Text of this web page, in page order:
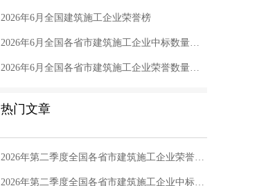
2026年6月全国建筑施工企业荣誉榜
2026年6月全国各省市建筑施工企业中标数量排行榜
2026年6月全国各省市建筑施工企业荣誉数量排行榜
热门文章
2026年第二季度全国各省市建筑施工企业荣誉数量排行榜
2026年第二季度全国各省市建筑施工企业中标数量排行榜